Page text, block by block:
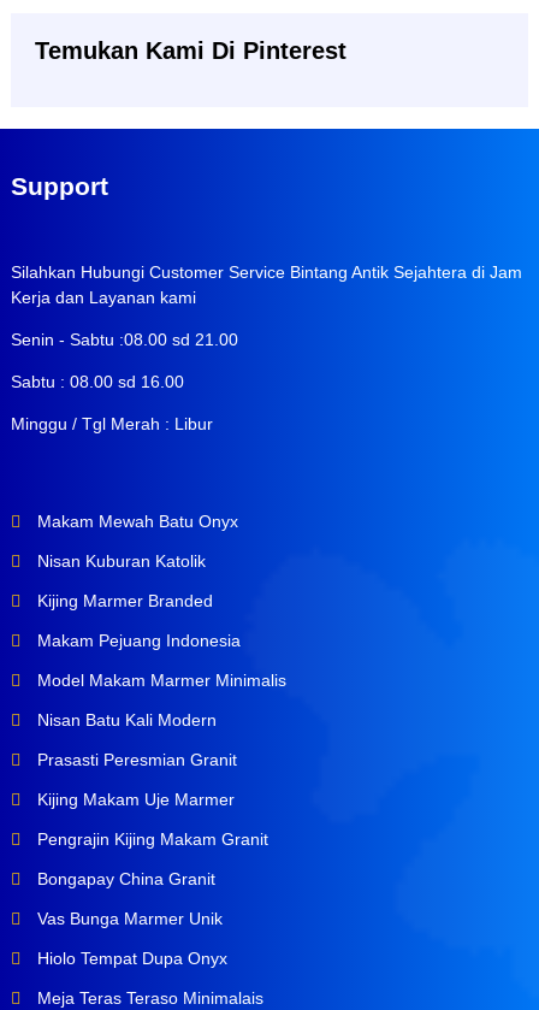
Temukan Kami Di Pinterest
Support
Silahkan Hubungi Customer Service Bintang Antik Sejahtera di Jam
Kerja dan Layanan kami
Senin - Sabtu :08.00 sd 21.00
Sabtu : 08.00 sd 16.00
Minggu / Tgl Merah : Libur
Makam Mewah Batu Onyx
Nisan Kuburan Katolik
Kijing Marmer Branded
Makam Pejuang Indonesia
Model Makam Marmer Minimalis
Nisan Batu Kali Modern
Prasasti Peresmian Granit
Kijing Makam Uje Marmer
Pengrajin Kijing Makam Granit
Bongapay China Granit
Vas Bunga Marmer Unik
Hiolo Tempat Dupa Onyx
Meja Teras Teraso Minimalais